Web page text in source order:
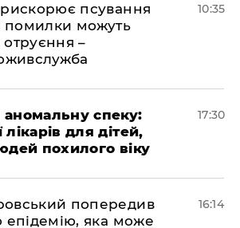
псування
помилки можуть
–
10:35
спеку:
для дітей,
похилого віку
17:30
попередив
епідемію, яка може
16:14